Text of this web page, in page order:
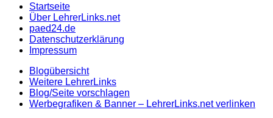
Startseite
Über LehrerLinks.net
paed24.de
Datenschutzerklärung
Impressum
Blogübersicht
Weitere LehrerLinks
Blog/Seite vorschlagen
Werbegrafiken & Banner – LehrerLinks.net verlinken